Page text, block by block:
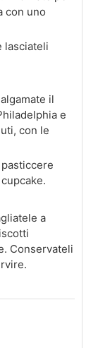
con uno
lasciateli
il
e
con le
a
Conservateli